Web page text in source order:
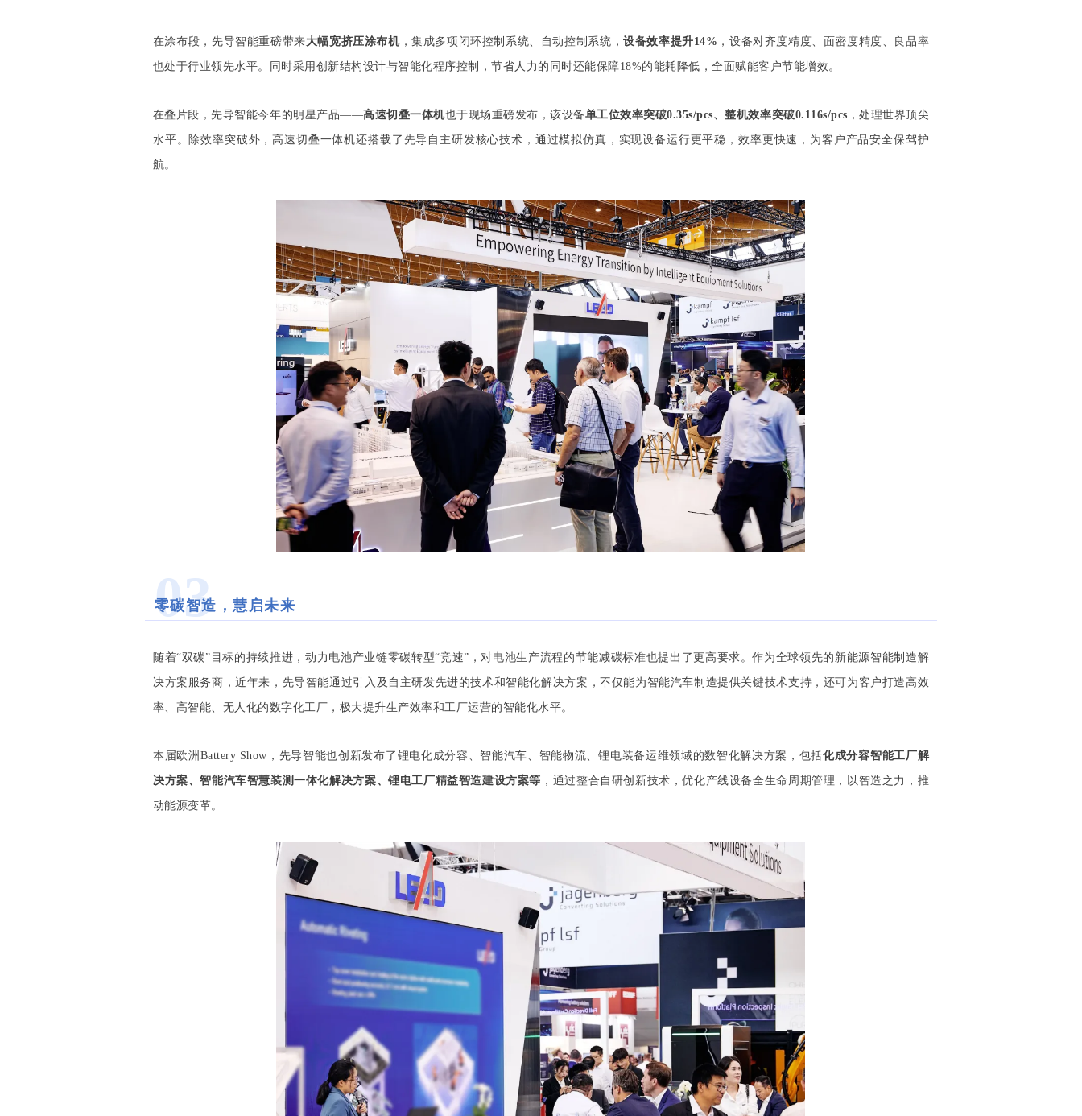
在涂布段，先导智能重磅带来大幅宽挤压涂布机，集成多项闭环控制系统、自动控制系统，设备效率提升14% ，设备对齐度精度、面密度精度、良品率
也处于行业领先水平。同时采用创新结构设计与智能化程序控制，节省人力的同时还能保障18%的能耗降低，全面赋能客户节能增效。
在叠片段，先导智能今年的明星产品——高速切叠一体机也于现场重磅发布，该设备单工位效率突破0.35s/pcs、整机效率突破0.116s/pcs ，处理世界顶尖
水平。除效率突破外，高速切叠一体机还搭载了先导自主研发核心技术，通过模拟仿真，实现设备运行更平稳，效率更快速，为客户产品安全保驾护
航。
03
零碳智造，慧启未来
随着“双碳”目标的持续推进，动力电池产业链零碳转型“竞速”，对电池生产流程的节能减碳标准也提出了更高要求。作为全球领先的新能源智能制造解
决方案服务商，近年来， 先导智能通过引入及自主研发先进的技术和智能化解决方案，不仅能为智能汽车制造提供关键技术支持，还可为客户打造高效
率、高智能、无人化的数字化工厂，极大提升生产效率和工厂运营的智能化水平。
本届欧洲Battery Show，先导智能也创新发布了锂电化成分容、智能汽车、智能物流、锂电装备运维领域的数智化解决方案，包括化成分容智能工厂解
决方案、智能汽车智慧装测一体化解决方案、锂电工厂精益智造建设方案等 ，通过整合自研创新技术，优化产线设备全生命周期管理， 以智造之力，推
动能源变革。